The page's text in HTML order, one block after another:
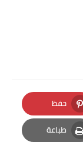
حفظ
Pinterest
طباعة
Print